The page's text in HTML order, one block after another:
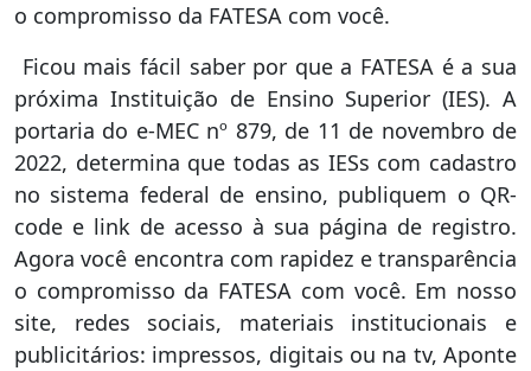
o compromisso da FATESA com você.
Ficou mais fácil saber por que a FATESA é a sua
próxima Instituição de Ensino Superior (IES). A
portaria do e-MEC nº 879, de 11 de novembro de
2022, determina que todas as IESs com cadastro
no sistema federal de ensino, publiquem o QR-
code e link de acesso à sua página de registro.
Agora você encontra com rapidez e transparência
o compromisso da FATESA com você. Em nosso
site, redes sociais, materiais institucionais e
publicitários: impressos, digitais ou na tv, Aponte